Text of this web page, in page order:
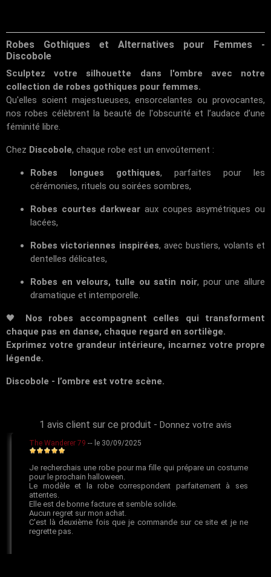
Robes Gothiques et Alternatives pour Femmes -
Discobole
Sculptez votre silhouette dans l'ombre avec notre
collection de robes gothiques pour femmes.
Qu'elles soient majestueuses, ensorcelantes ou provocantes,
nos robes célèbrent la beauté de l'obscurité et l’audace d’une
féminité libre.
Chez Discobole, chaque robe est un envoûtement :
Robes longues gothiques, parfaites pour les
cérémonies, rituels ou soirées sombres,
Robes courtes darkwear aux coupes asymétriques ou
lacées,
Robes victoriennes inspirées, avec bustiers, volants et
dentelles délicates,
Robes en velours, tulle ou satin noir, pour une allure
dramatique et intemporelle.
🖤 Nos robes accompagnent celles qui transforment
chaque pas en danse, chaque regard en sortilège.
Exprimez votre grandeur intérieure, incarnez votre propre
légende.
Discobole - l’ombre est votre scène.
1 avis client sur ce produit - Donnez votre avis